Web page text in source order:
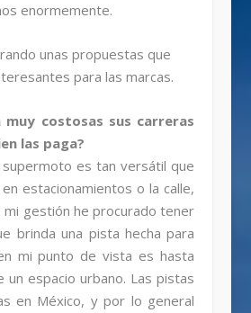
enormemente.
unas propuestas que
para las marcas.
muy costosas sus carreras
las paga?
supermoto es tan versátil que
estacionamientos o la calle,
mi gestión he procurado tener
brinda una pista hecha para
mi punto de vista es hasta
un espacio urbano. Las pistas
en México, y por lo general